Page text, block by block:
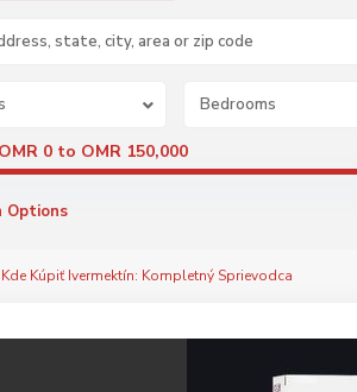
Bedrooms
OMR 0 to OMR 150,000
Options
Kde Kúpiť Ivermektín: Kompletný Sprievodca